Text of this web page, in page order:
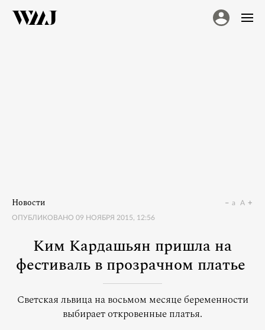
Новости
ОПУБЛИКОВАНО 09 НОЯБРЯ 2015, 12:56
a A
Ким Кардашьян пришла на
фестиваль в прозрачном платье
Светская львица на восьмом месяце беременности
выбирает откровенные платья.